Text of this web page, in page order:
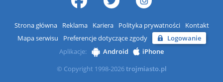
Strona główna Reklama Kariera Polityka prywatności
Kontakt
Mapa serwisu
Preferencje dotyczące zgody
Logowanie
Aplikacje:
Android
iPhone
© Copyright 1998-2026trojmiasto.pl